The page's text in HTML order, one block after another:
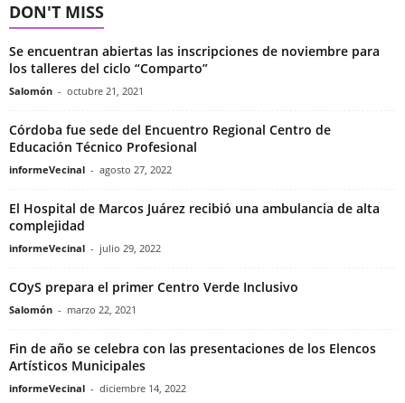
DON'T MISS
Se encuentran abiertas las inscripciones de noviembre para
los talleres del ciclo “Comparto”
Salomón - octubre 21, 2021
Córdoba fue sede del Encuentro Regional Centro de
Educación Técnico Profesional
informeVecinal - agosto 27, 2022
El Hospital de Marcos Juárez recibió una ambulancia de alta
complejidad
informeVecinal - julio 29, 2022
COyS prepara el primer Centro Verde Inclusivo
Salomón - marzo 22, 2021
Fin de año se celebra con las presentaciones de los Elencos
Artísticos Municipales
informeVecinal - diciembre 14, 2022